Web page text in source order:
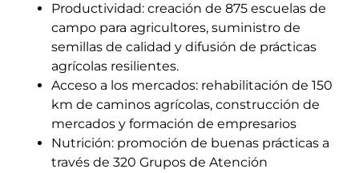
Productividad: creación de 875 escuelas de
campo para agricultores, suministro de
semillas de calidad y difusión de prácticas
agrícolas resilientes.
Acceso a los mercados: rehabilitación de 150
km de caminos agrícolas, construcción de
mercados y formación de empresarios
Nutrición: promoción de buenas prácticas a
través de 320 Grupos de Atención